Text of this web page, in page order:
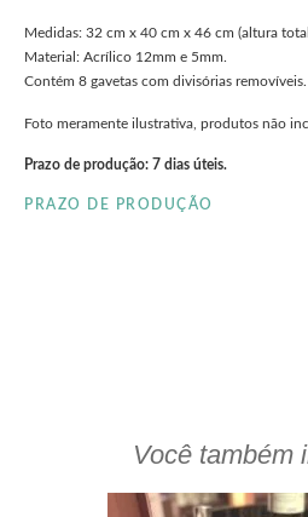
Medidas: 32 cm x 40 cm x 46 cm (altura
Material: Acrílico 12mm e 5mm.
Contém 8 gavetas com divisórias removíveis.
Foto meramente ilustrativa, produtos não
Prazo de produção: 7 dias úteis.
PRAZO DE PRODUÇÃO
Você também